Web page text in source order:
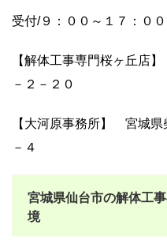
受付/９：００～１７：０
【解体工事専門桜ヶ丘店
－２－２０
【大河原事務所】 宮城県
－４
宮城県仙台市の解体工
境